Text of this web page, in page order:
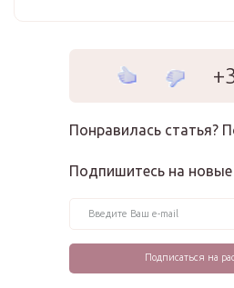
Понравилась статья?
Подпишитесь на новые